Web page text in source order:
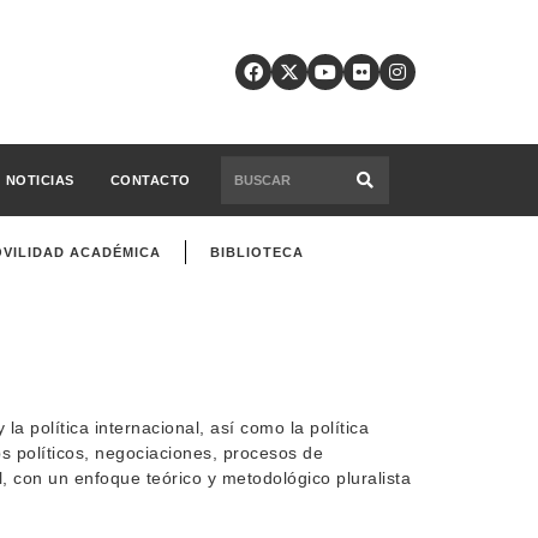
NOTICIAS CONTACTO
ACADÉMICA BIBLIOTECA
la política internacional, así como la política
políticos, negociaciones, procesos de
con un enfoque teórico y metodológico pluralista